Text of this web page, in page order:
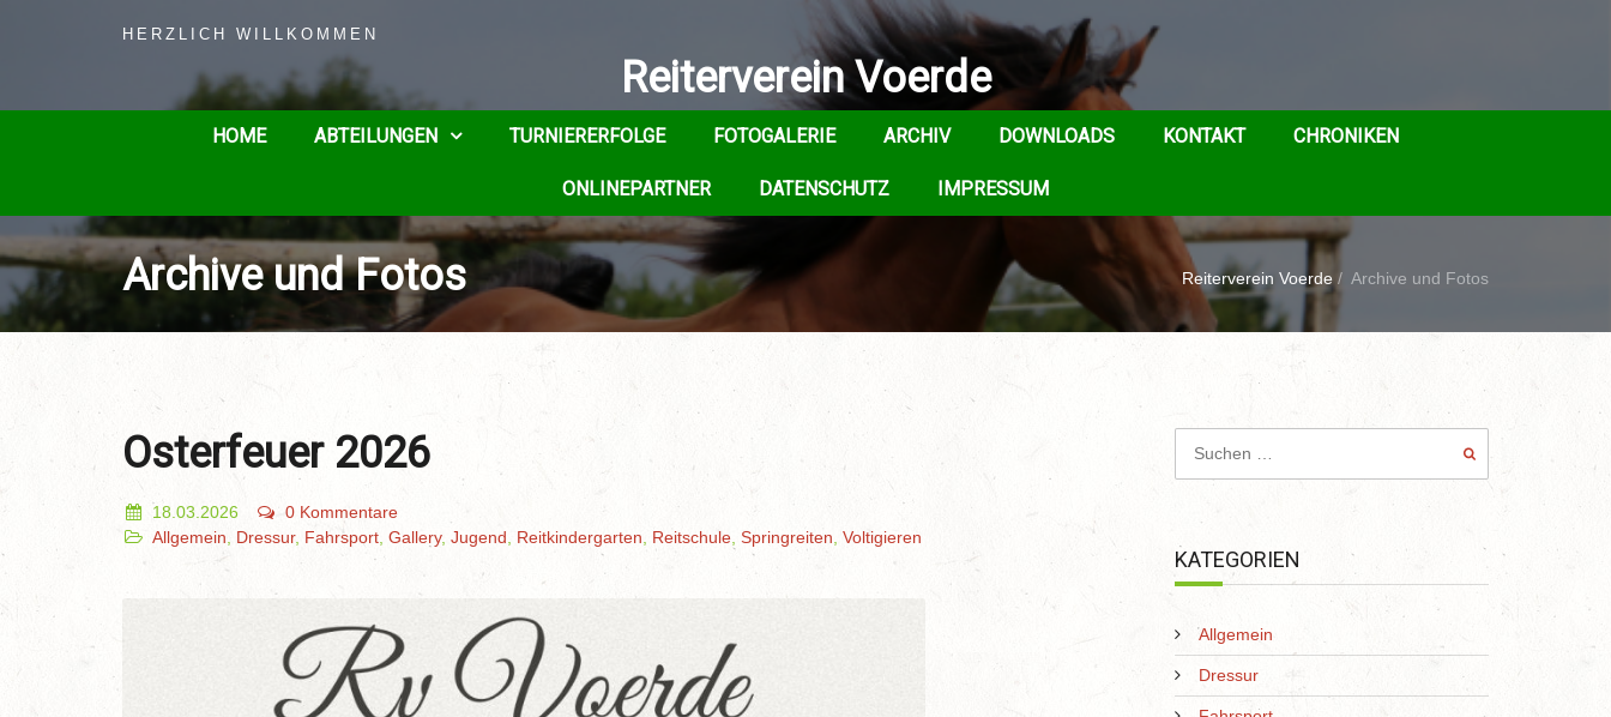
HERZLICH WILLKOMMEN
Reiterverein Voerde
HOME ABTEILUNGEN TURNIERERFOLGE FOTOGALERIE ARCHIV DOWNLOADS KONTAKT CHRONIKEN
ONLINEPARTNER DATENSCHUTZ IMPRESSUM
Archive und Fotos Reiterverein Voerde / Archive und Fotos
Osterfeuer 2026
18.03.2026
0 Kommentare
Allgemein
Dressur, Fahrsport Gallery, Jugend Reitkindergarten Reitschule Springreiten Voltigieren
KATEGORIEN
Allgemein
Dressur